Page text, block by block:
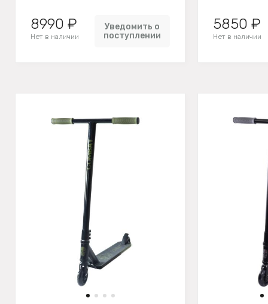
8990 ₽
Нет в наличии
Уведомить о
поступлении
5850 ₽
Нет в наличии